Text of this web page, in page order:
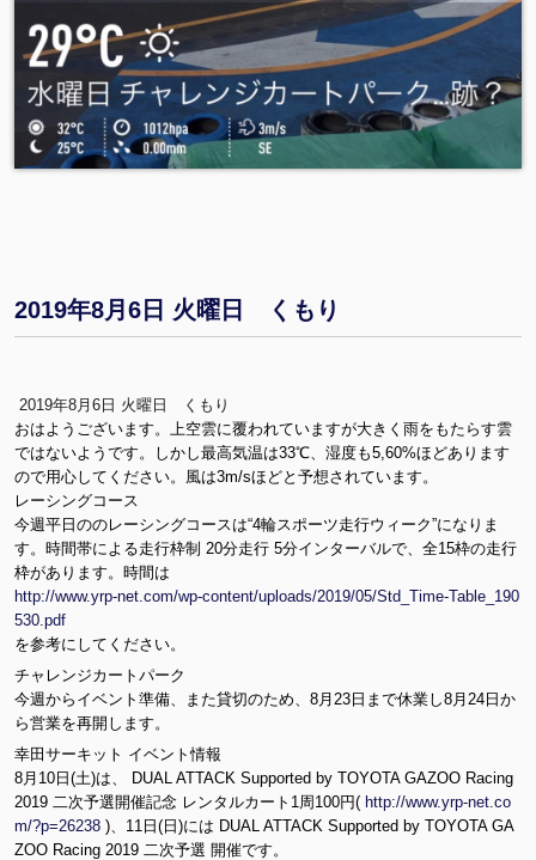
2019年8月6日 火曜日 くもり
2019年8月6日 火曜日 くもり
おはようございます。上空雲に覆われていますが大きく雨をもたらす雲
ではないようです。しかし最高気温は33℃、湿度も5,60%ほどあります
ので用心してください。風は3m/sほどと予想されています。
レーシングコース
今週平日ののレーシングコースは“4輪スポーツ走行ウィーク”になりま
す。時間帯による走行枠制 20分走行 5分インターバルで、全15枠の走行
枠があります。時間は
http://www.yrp-net.com/wp-content/uploads/2019/05/Std_Time-Table_190
530.pdf
を参考にしてください。
チャレンジカートパーク
今週からイベント準備、また貸切のため、8月23日まで休業し8月24日か
ら営業を再開します。
幸田サーキット イベント情報
8月10日(土)は、 DUAL ATTACK Supported by TOYOTA GAZOO Racing
2019 二次予選開催記念 レンタルカート1周100円( http://www.yrp-net.co
m/?p=26238 )、11日(日)には DUAL ATTACK Supported by TOYOTA GA
ZOO Racing 2019 二次予選 開催です。